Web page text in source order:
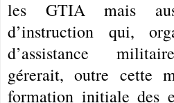
les GTIA mais
d’instruction qui,
d’assistance
gérerait, outre cette
formation initiale des